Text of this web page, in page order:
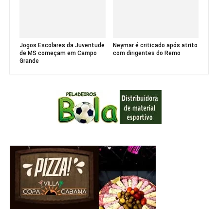
Jogos Escolares da Juventude
de MS começam em Campo
Grande
Neymar é criticado após atrito
com dirigentes do Remo